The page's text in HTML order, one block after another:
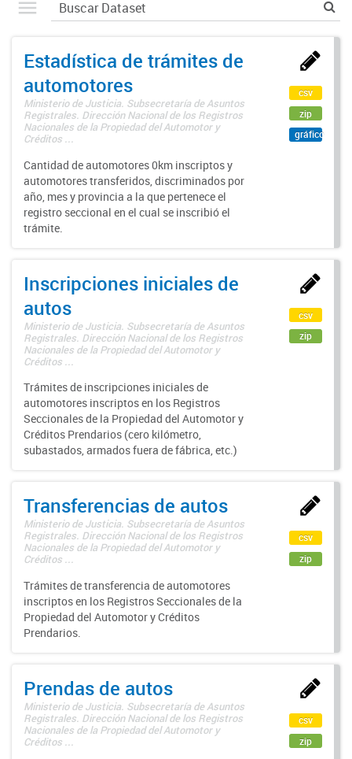
Estadística de trámites de
automotores
Ministerio de Justicia. Subsecretaría de Asuntos
Registrales. Dirección Nacional de los Registros
Nacionales de la Propiedad del Automotor y
Créditos ...
Cantidad de automotores 0km inscriptos y
automotores transferidos, discriminados por
año, mes y provincia a la que pertenece el
registro seccional en el cual se inscribió el
trámite.
csv
zip
gráfico
Inscripciones iniciales de
autos
Ministerio de Justicia. Subsecretaría de Asuntos
Registrales. Dirección Nacional de los Registros
Nacionales de la Propiedad del Automotor y
Créditos ...
Trámites de inscripciones iniciales de
automotores inscriptos en los Registros
Seccionales de la Propiedad del Automotor y
Créditos Prendarios (cero kilómetro,
subastados, armados fuera de fábrica, etc.)
csv
zip
Transferencias de autos
Ministerio de Justicia. Subsecretaría de Asuntos
Registrales. Dirección Nacional de los Registros
Nacionales de la Propiedad del Automotor y
Créditos ...
Trámites de transferencia de automotores
inscriptos en los Registros Seccionales de la
Propiedad del Automotor y Créditos
Prendarios.
csv
zip
Prendas de autos
Ministerio de Justicia. Subsecretaría de Asuntos
Registrales. Dirección Nacional de los Registros
Nacionales de la Propiedad del Automotor y
Créditos ...
csv
zip